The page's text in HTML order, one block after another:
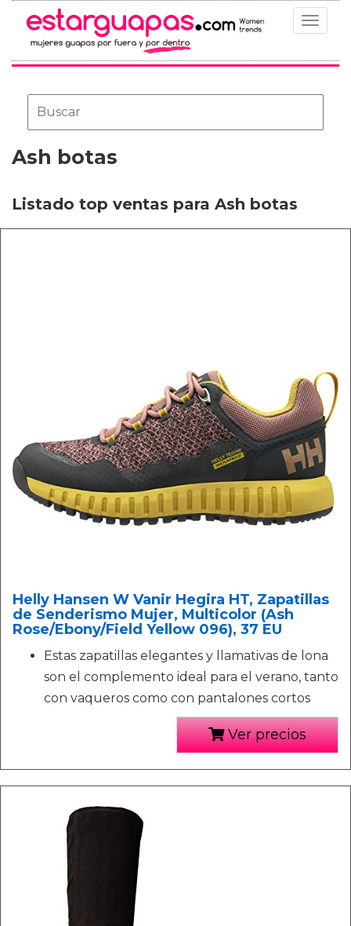
Toggle
Ash botas
Listado top ventas para Ash botas
Helly Hansen W Vanir Hegira HT, Zapatillas
de Senderismo Mujer, Multicolor (Ash
Rose/Ebony/Field Yellow 096), 37 EU
Estas zapatillas elegantes y llamativas de lona
son el complemento ideal para el verano, tanto
con vaqueros como con pantalones cortos
Ver precios